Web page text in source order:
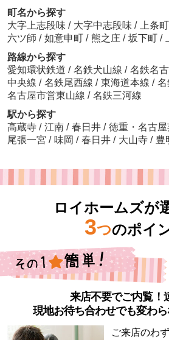
町名から探す
大字上志段味 / 大字中志段味 / 上条町
六ツ師 / 如意申町 / 熊之庄 / 坂下町 /
路線から探す
愛知環状鉄道 / 名鉄犬山線 / 名鉄名
中央線 / 名鉄尾西線 / 東海道本線 / 名
名古屋市営東山線 / 名鉄三河線
駅から探す
高蔵寺 / 江南 / 春日井 / 徳重・名古屋
尾張一宮 / 味岡 / 春日井 / 大山寺 / 豊
ロイホームズが
3つのポイ
来店不要でご内覧！
現地お待ち合わせでも変わら
ご来店のわ